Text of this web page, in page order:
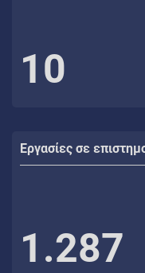
10
Εργασίες σε
1.287